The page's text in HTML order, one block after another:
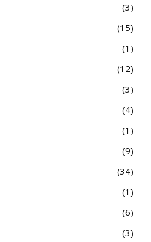
3
15
1
12
3
4
1
9
34
1
6
3